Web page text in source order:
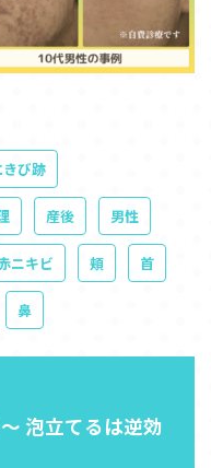
きび跡
産後 男性
ニキビ 頬 首
鼻
泡立てるは逆効